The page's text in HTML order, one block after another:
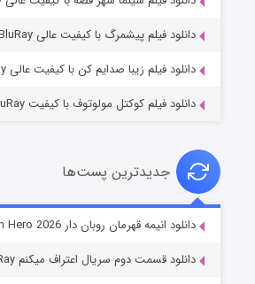
شوهر
دانلود فیلم پیشمرگ با کیفیت عالی BluRay
دانلود فیلم زیبا صدایم کن با کیفیت عالی BluRay
دانلود فیلم کوکتل مولوتوف با کیفیت BluRay
جدیدترین پست‌ها
دانلود انیمه قهرمان روبان دار The Ribbon Hero 2026
دانلود قسمت دوم سریال اعتراف میکنم 1080p BluRay